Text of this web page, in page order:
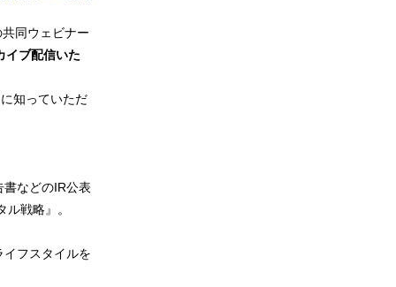
同ウェビナー
イブ配信いた
知っていただ
書などのIR公表
戦略』。
フスタイルを